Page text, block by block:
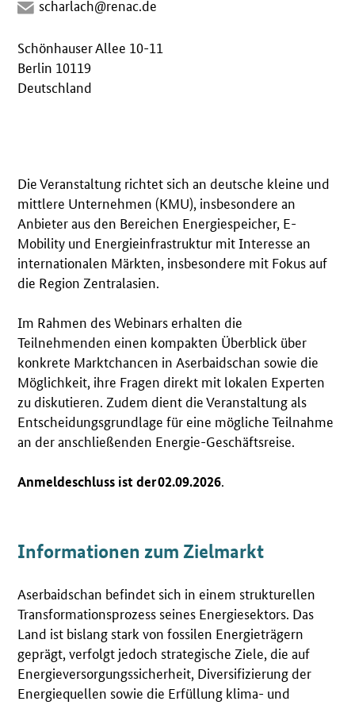
scharlach@renac.de
Schönhauser Allee 10-11
Berlin 10119
Deutschland
Die Veranstaltung richtet sich an deutsche kleine und
mittlere Unternehmen (KMU), insbesondere an
Anbieter aus den Bereichen Energiespeicher, E-
Mobility und Energieinfrastruktur mit Interesse an
internationalen Märkten, insbesondere mit Fokus auf
die Region Zentralasien.
Im Rahmen des Webinars erhalten die
Teilnehmenden einen kompakten Überblick über
konkrete Marktchancen in Aserbaidschan sowie die
Möglichkeit, ihre Fragen direkt mit lokalen Experten
zu diskutieren. Zudem dient die Veranstaltung als
Entscheidungsgrundlage für eine mögliche Teilnahme
an der anschließenden Energie-Geschäftsreise.
Anmeldeschluss ist der 02.09.2026.
Informationen zum Zielmarkt
Aserbaidschan befindet sich in einem strukturellen
Transformationsprozess seines Energiesektors. Das
Land ist bislang stark von fossilen Energieträgern
geprägt, verfolgt jedoch strategische Ziele, die auf
Energieversorgungssicherheit, Diversifizierung der
Energiequellen sowie die Erfüllung klima- und